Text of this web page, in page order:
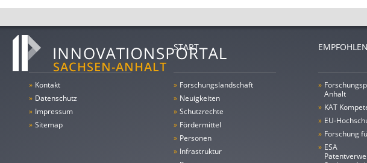
» Kontakt
» Datenschutz
» Impressum
» Sitemap
START
» Forschungs­landschaft
» Neuigkeiten
» Schutzrechte
» Fördermittel
» Personen
» Infrastruktur
»
Anhalt
» KAT
» EU-
» Forschung
» ESA